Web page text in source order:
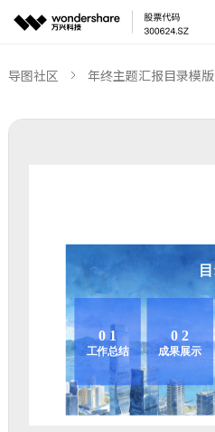
导图社区 年终主题汇报目录模版